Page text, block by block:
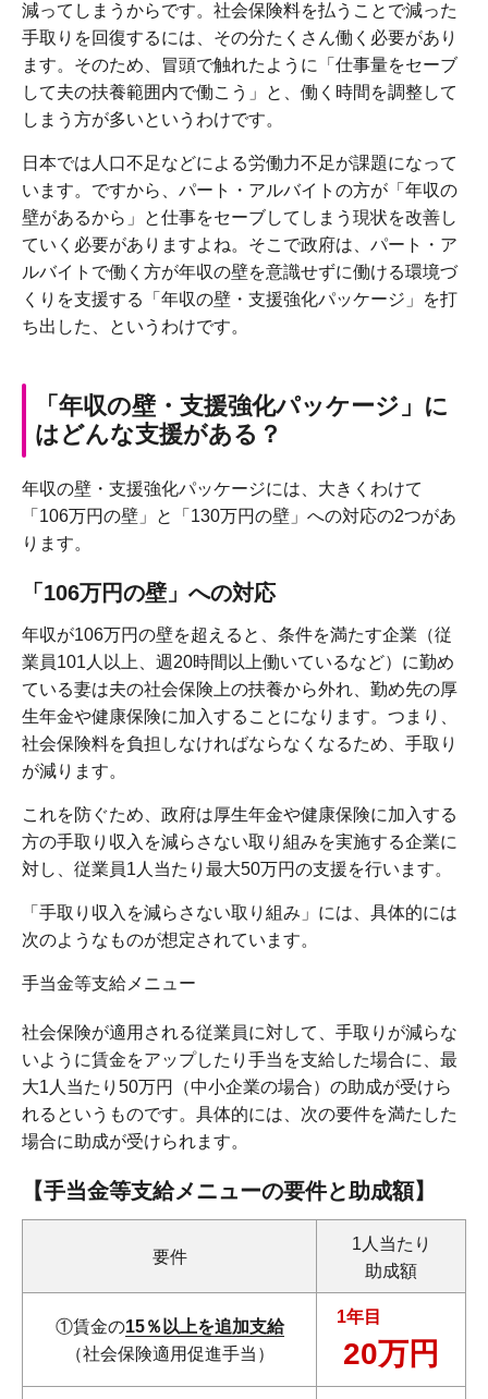
減ってしまうからです。社会保険料を払うことで減った
手取りを回復するには、その分たくさん働く必要があり
ます。そのため、冒頭で触れたように「仕事量をセーブ
して夫の扶養範囲内で働こう」と、働く時間を調整して
しまう方が多いというわけです。
日本では人口不足などによる労働力不足が課題になって
います。ですから、パート・アルバイトの方が「年収の
壁があるから」と仕事をセーブしてしまう現状を改善し
ていく必要がありますよね。そこで政府は、パート・ア
ルバイトで働く方が年収の壁を意識せずに働ける環境づ
くりを支援する「年収の壁・支援強化パッケージ」を打
ち出した、というわけです。
「年収の壁・支援強化パッケージ」に
はどんな支援がある？
年収の壁・支援強化パッケージには、大きくわけて
「106万円の壁」と「130万円の壁」への対応の2つがあ
ります。
「106万円の壁」への対応
年収が106万円の壁を超えると、条件を満たす企業（従
業員101人以上、週20時間以上働いているなど）に勤め
ている妻は夫の社会保険上の扶養から外れ、勤め先の厚
生年金や健康保険に加入することになります。つまり、
社会保険料を負担しなければならなくなるため、手取り
が減ります。
これを防ぐため、政府は厚生年金や健康保険に加入する
方の手取り収入を減らさない取り組みを実施する企業に
対し、従業員1人当たり最大50万円の支援を行います。
「手取り収入を減らさない取り組み」には、具体的には
次のようなものが想定されています。
手当金等支給メニュー
社会保険が適用される従業員に対して、手取りが減らな
いように賃金をアップしたり手当を支給した場合に、最
大1人当たり50万円（中小企業の場合）の助成が受けら
れるというものです。具体的には、次の要件を満たした
場合に助成が受けられます。
【手当金等支給メニューの要件と助成額】
要件
1人当たり
助成額
①賃金の15％以上を追加支給
（社会保険適用促進手当）
1年目
20万円